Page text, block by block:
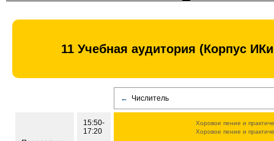
11 Учебная аудитория (Корпус
← Числитель
15:50-
17:20
Хоровое пение и
Хоровое пение и